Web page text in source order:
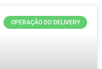
OPERAÇÃO DO DELIVERY